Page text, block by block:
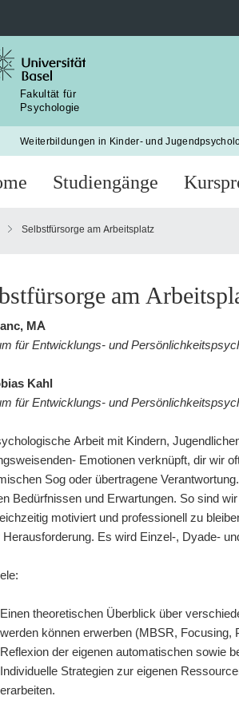
Fakultät für
Psychologie
Weiterbildungen in Kinder- und
Studiengänge
Selbstfürsorge am Arbeitsplatz
am
MA
für Entwicklungs- und
Kahl
für Entwicklungs- und
Arbeit mit Kindern,
Emotionen verknüpft, dir wir
Sog oder übertragene
Bedürfnissen und Erwartungen. So sind
motiviert und professionell zu
Es wird Einzel-, Dyade-
Einen theoretischen Überblick über
werden können erwerben (MBSR,
Reflexion der eigenen automatischen sowie
Individuelle Strategien zur eigenen
erarbeiten.